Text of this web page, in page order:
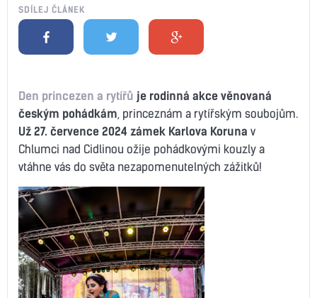
SDÍLEJ ČLÁNEK
Den princezen a rytířů je rodinná akce věnovaná
českým pohádkám , princeznám a rytířským soubojům.
Už 27. července 2024 zámek Karlova Koruna v
Chlumci nad Cidlinou ožije pohádkovými kouzly a
vtáhne vás do světa nezapomenutelných zážitků!